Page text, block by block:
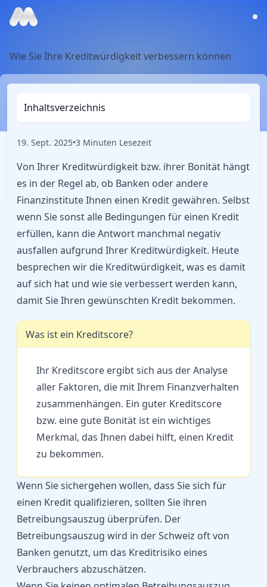
Wie Sie Ihre Kreditwürdigkeit verbessern können
Inhaltsverzeichnis
19. Sept. 2025•3 Minuten Lesezeit
Von Ihrer Kreditwürdigkeit bzw. ihrer Bonität hängt
es in der Regel ab, ob Banken oder andere
Finanzinstitute Ihnen einen Kredit gewähren. Selbst
wenn Sie sonst alle Bedingungen für einen Kredit
erfüllen, kann die Antwort manchmal negativ
ausfallen aufgrund Ihrer Kreditwürdigkeit. Heute
besprechen wir die Kreditwürdigkeit, was es damit
auf sich hat und wie sie verbessert werden kann,
damit Sie Ihren gewünschten Kredit bekommen.
Was ist ein Kreditscore?
Ihr Kreditscore ergibt sich aus der Analyse
aller Faktoren, die mit Ihrem Finanzverhalten
zusammenhängen. Ein guter Kreditscore
bzw. eine gute Bonität ist ein wichtiges
Merkmal, das Ihnen dabei hilft, einen Kredit
zu bekommen.
Wenn Sie sichergehen wollen, dass Sie sich für
einen Kredit qualifizieren, sollten Sie ihren
Betreibungsauszug überprüfen. Der
Betreibungsauszug wird in der Schweiz oft von
Banken genutzt, um das Kreditrisiko eines
Verbrauchers abzuschätzen.